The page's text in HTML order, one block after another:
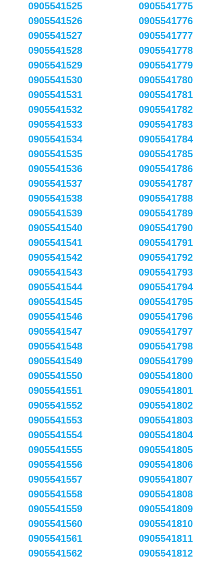
0905541525
0905541526
0905541527
0905541528
0905541529
0905541530
0905541531
0905541532
0905541533
0905541534
0905541535
0905541536
0905541537
0905541538
0905541539
0905541540
0905541541
0905541542
0905541543
0905541544
0905541545
0905541546
0905541547
0905541548
0905541549
0905541550
0905541551
0905541552
0905541553
0905541554
0905541555
0905541556
0905541557
0905541558
0905541559
0905541560
0905541561
0905541562
0905541775
0905541776
0905541777
0905541778
0905541779
0905541780
0905541781
0905541782
0905541783
0905541784
0905541785
0905541786
0905541787
0905541788
0905541789
0905541790
0905541791
0905541792
0905541793
0905541794
0905541795
0905541796
0905541797
0905541798
0905541799
0905541800
0905541801
0905541802
0905541803
0905541804
0905541805
0905541806
0905541807
0905541808
0905541809
0905541810
0905541811
0905541812